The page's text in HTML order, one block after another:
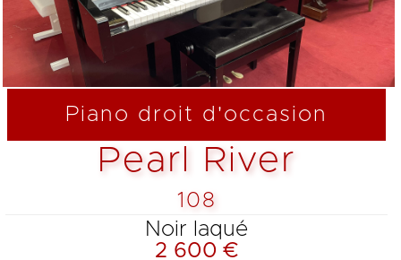
Piano droit d'occasion
Pearl River
108
Noir laqué
2 600 €